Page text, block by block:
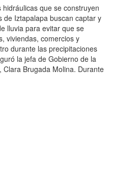
que se construyen
de Iztapalapa buscan captar y
lluvia para evitar que se
viviendas, comercios y
durante las precipitaciones
la jefa de Gobierno de la
Clara Brugada Molina. Durante